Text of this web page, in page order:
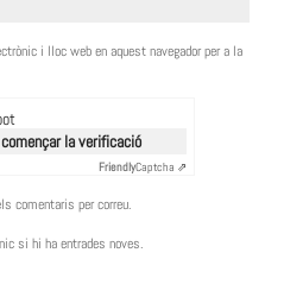
i lloc web en aquest navegador per a la
la verificació
FriendlyCaptcha ⇗
comentaris per correu.
si hi ha entrades noves.